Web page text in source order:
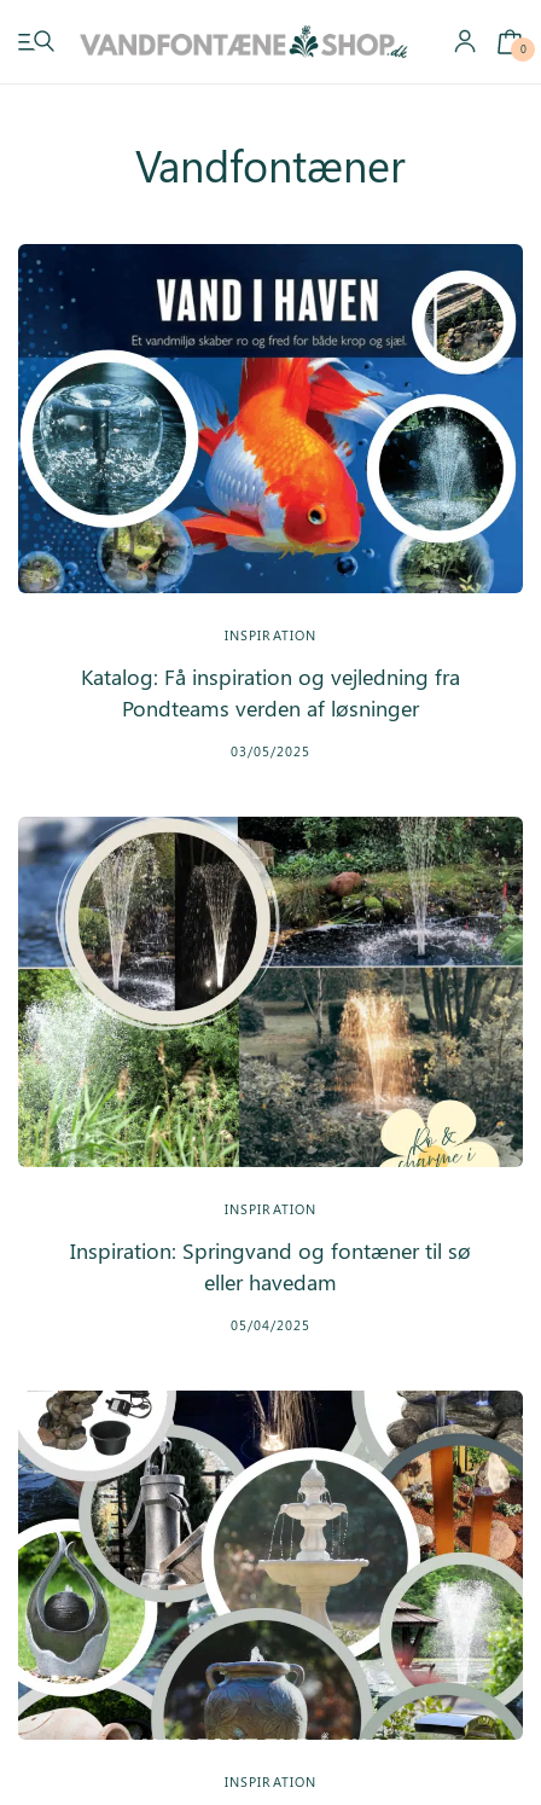
0
Vandfontæner
INSPIRATION
Katalog: Få inspiration og vejledning fra
Pondteams verden af løsninger
03/05/2025
INSPIRATION
Inspiration: Springvand og fontæner til sø
eller havedam
05/04/2025
INSPIRATION
Indendørs vandfontæner
Byg selv
Tilbehør
Inspiration
Køb gavekort
Kundeservice